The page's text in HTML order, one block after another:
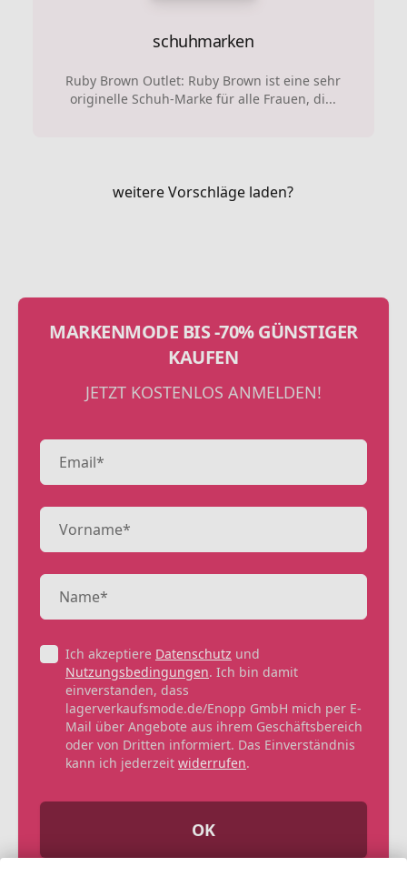
schuhmarken
Ruby Brown Outlet: Ruby Brown ist eine sehr
originelle Schuh-Marke für alle Frauen, di...
weitere Vorschläge laden?
MARKENMODE BIS -70% GÜNSTIGER
KAUFEN
JETZT KOSTENLOS ANMELDEN!
Ich akzeptiere Datenschutz und
Nutzungsbedingungen. Ich bin damit
einverstanden, dass
lagerverkaufsmode.de/Enopp GmbH mich per E-
Mail über Angebote aus ihrem Geschäftsbereich
oder von Dritten informiert. Das Einverständnis
kann ich jederzeit widerrufen.
OK